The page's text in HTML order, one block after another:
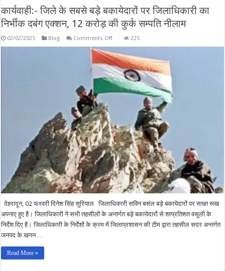
प्रतिभागियों
का
आयोजित
हुआ
अन्तराष्ट्रीय
सम्मेलन,
ने
किया
सम्मेलन
का
समापन
कार्यवाही:- जिले के सबसे बड़े बकायेदारों पर जिलाधिकारी का
निर्भीक दबंग एक्शन, 12 करोड़ की कुर्क सम्पति नीलाम
02/02/2025 Blog Comments Offon
जिले
के
सबसे
बड़े
बकायेदारों
पर
जिलाधिकारी
12
करोड़
की
कुर्क
सम्पति
नीलाम
225
देहरादून, 02 फरवरी दिनेश सिंह सुरियाल जिलाधिकारी सविन बसंल बड़े बकायेदारों पर सख्त रूख
अपनाए हुए है। जिलाधिकारी ने सभी तहसीलों के अन्तर्गत बड़े बकायेदारों से शत्प्रतिशत वसूली के
निर्देश दिए है। जिलाधिकारी के निर्देशों के क्रम में जिलाप्रशासन की टीम द्वारा तहसील सदर अन्तर्गत
जनपद के खनन …
Read More »